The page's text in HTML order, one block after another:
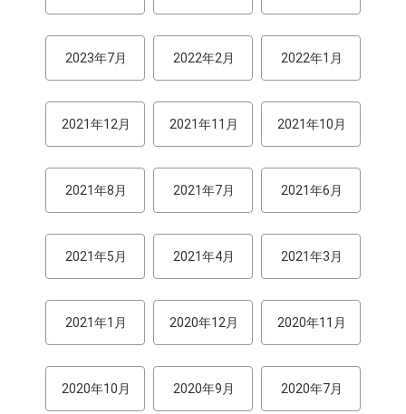
2023年7月 2022年2月 2022年1月
2021年12月 2021年11月 2021年10月
2021年8月 2021年7月 2021年6月
2021年5月 2021年4月 2021年3月
2021年1月 2020年12月 2020年11月
2020年10月 2020年9月 2020年7月